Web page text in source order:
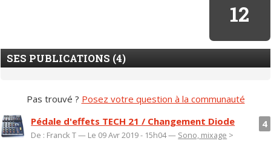
12
SES PUBLICATIONS (4)
Pas trouvé ? Posez votre question à la communauté
4
Pédale d'effets TECH 21 / Changement Diode
De : Franck T — Le 09 Avr 2019 - 15h04 — Sono, mixage >